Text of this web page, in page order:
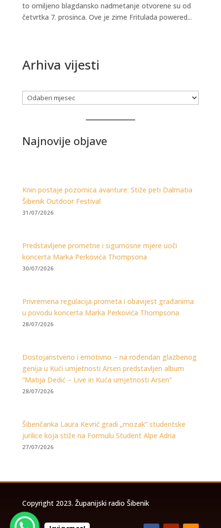
to omiljeno blagdansko nadmetanje otvorene su od
četvrtka 7. prosinca. Ove je zime Fritulada powered...
Arhiva vijesti
Arhiva
Najnovije objave
Knin postaje pozornica avanture: Stiže peti Dalmatia
Šibenik Outdoor Festival
31/07/2026
Predstavljene prometne i sigurnosne mjere uoči
koncerta Marka Perkovića Thompsona
30/07/2026
Privremena regulacija prometa i obavijest građanima
u povodu koncerta Marka Perkovića Thompsona
28/07/2026
Dostojanstveno i emotivno – na rođendan glazbenog
genija u Kući umjetnosti Arsen predstavljen album
“Matija Dedić – Live in Kuća umjetnosti Arsen”
28/07/2026
Šibenčanka Laura Kevrić gradi „mozak” studentske
jurilice koja stiže na Formulu Student Alpe Adria
27/07/2026
Copyright 2023. Županijski radio Šibenik